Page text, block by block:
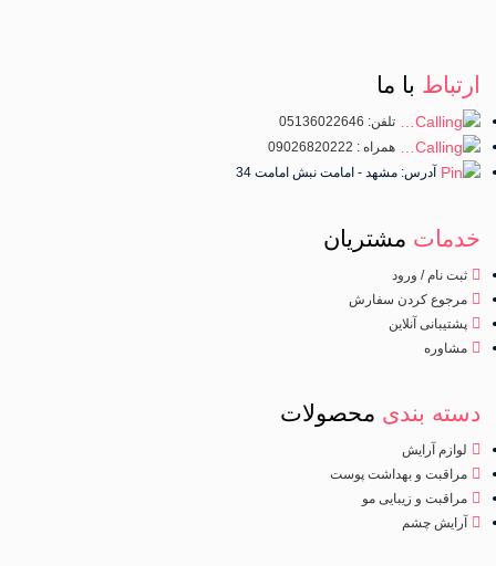
ارتباط با ما
تلفن: 05136022646
همراه : 09026820222
آدرس: مشهد - امامت نبش امامت 34
خدمات مشتریان
ثبت نام / ورود
مرجوع کردن سفارش
پشتیبانی آنلاین
مشاوره
دسته بندی محصولات
لوازم آرایش
مراقبت و بهداشت پوست
مراقبت و زیبایی مو
آرایش چشم